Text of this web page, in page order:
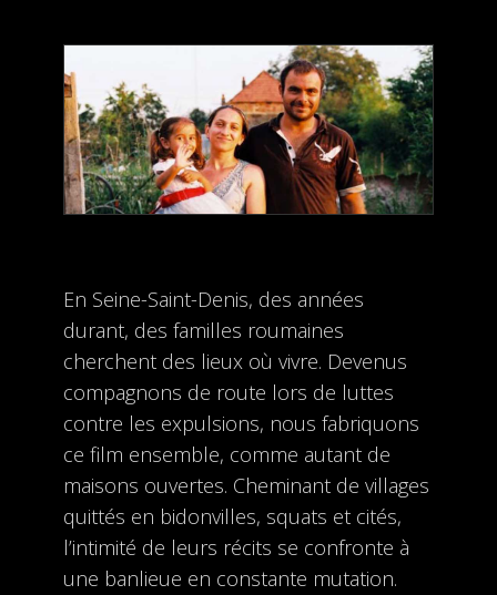
En Seine-Saint-Denis, des années
durant, des familles roumaines
cherchent des lieux où vivre. Devenus
compagnons de route lors de luttes
contre les expulsions, nous fabriquons
ce film ensemble, comme autant de
maisons ouvertes. Cheminant de villages
quittés en bidonvilles, squats et cités,
l’intimité de leurs récits se confronte à
une banlieue en constante mutation.